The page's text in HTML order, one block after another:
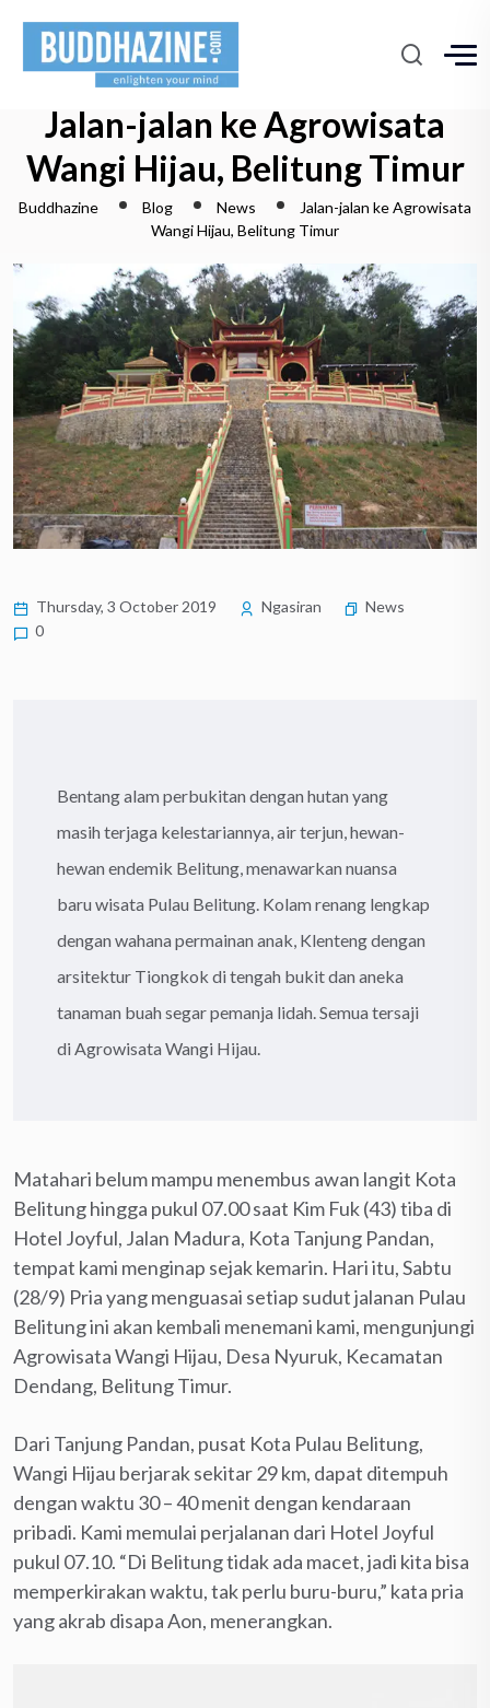
Jalan-jalan ke Agrowisata
Wangi Hijau, Belitung Timur
Buddhazine Blog News
Jalan-jalan ke Agrowisata
Wangi Hijau, Belitung Timur
Thursday, 3 October 2019 Ngasiran
News
0
Bentang alam perbukitan dengan hutan yang
masih terjaga kelestariannya, air terjun, hewan-
hewan endemik Belitung, menawarkan nuansa
baru wisata Pulau Belitung. Kolam renang lengkap
dengan wahana permainan anak, Klenteng dengan
arsitektur Tiongkok di tengah bukit dan aneka
tanaman buah segar pemanja lidah. Semua tersaji
di Agrowisata Wangi Hijau.
Matahari belum mampu menembus awan langit Kota
Belitung hingga pukul 07.00 saat Kim Fuk (43) tiba di
Hotel Joyful, Jalan Madura, Kota Tanjung Pandan,
tempat kami menginap sejak kemarin. Hari itu, Sabtu
(28/9) Pria yang menguasai setiap sudut jalanan Pulau
Belitung ini akan kembali menemani kami, mengunjungi
Agrowisata Wangi Hijau, Desa Nyuruk, Kecamatan
Dendang, Belitung Timur.
Dari Tanjung Pandan, pusat Kota Pulau Belitung,
Wangi Hijau berjarak sekitar 29 km, dapat ditempuh
dengan waktu 30 – 40 menit dengan kendaraan
pribadi. Kami memulai perjalanan dari Hotel Joyful
pukul 07.10. “Di Belitung tidak ada macet, jadi kita bisa
memperkirakan waktu, tak perlu buru-buru,” kata pria
yang akrab disapa Aon, menerangkan.